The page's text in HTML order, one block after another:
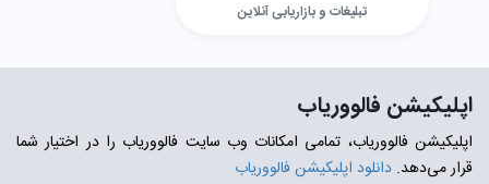
تبلیغات و بازاریابی آنلاین
اپلیکیشن فالووریاب
اپلیکیشن فالووریاب، تمامی امکانات وب سایت فالووریاب را در اختیار شما
قرار می‌دهد. دانلود اپلیکیشن فالووریاب